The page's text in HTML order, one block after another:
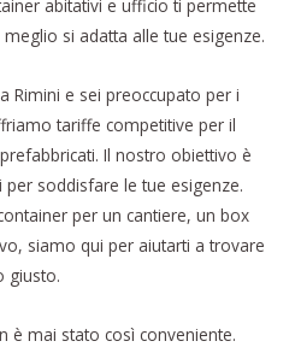
abitativi e ufficio ti permette
si adatta alle tue esigenze.
Rimini e sei preoccupato per i
tariffe competitive per il
Il nostro obiettivo è
soddisfare le tue esigenze.
per un cantiere, un box
siamo qui per aiutarti a trovare
giusto.
è mai stato così conveniente.